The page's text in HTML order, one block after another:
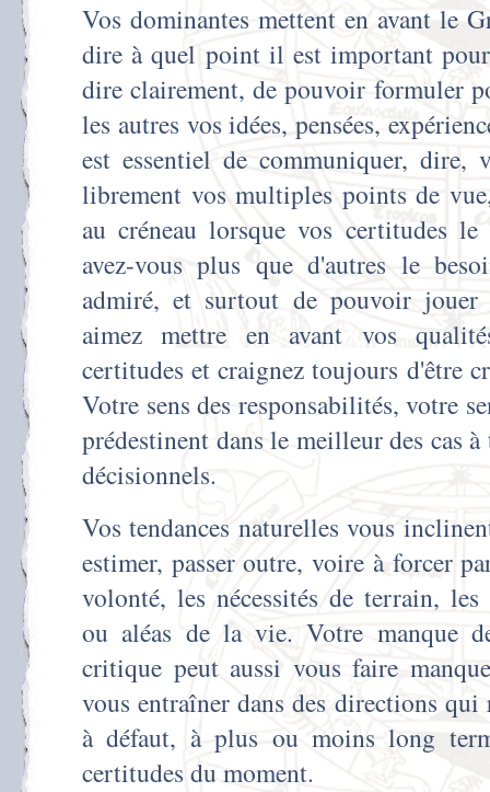
Vos dominantes mettent en avant le
dire à quel point il est important
dire clairement, de pouvoir formuler
les autres vos idées, pensées,
est essentiel de communiquer, dire,
librement vos multiples points de
au créneau lorsque vos certitudes le
avez-vous plus que d'autres le
admiré, et surtout de pouvoir
aimez mettre en avant vos
certitudes et craignez toujours d'être
Votre sens des responsabilités, votre
prédestinent dans le meilleur des cas
décisionnels.
Vos tendances naturelles vous
estimer, passer outre, voire à forcer
volonté, les nécessités de terrain,
ou aléas de la vie. Votre manque
critique peut aussi vous faire
vous entraîner dans des directions qui
à défaut, à plus ou moins long
certitudes du moment.